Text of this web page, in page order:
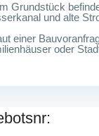
Grundstück
und alte
einer
oder